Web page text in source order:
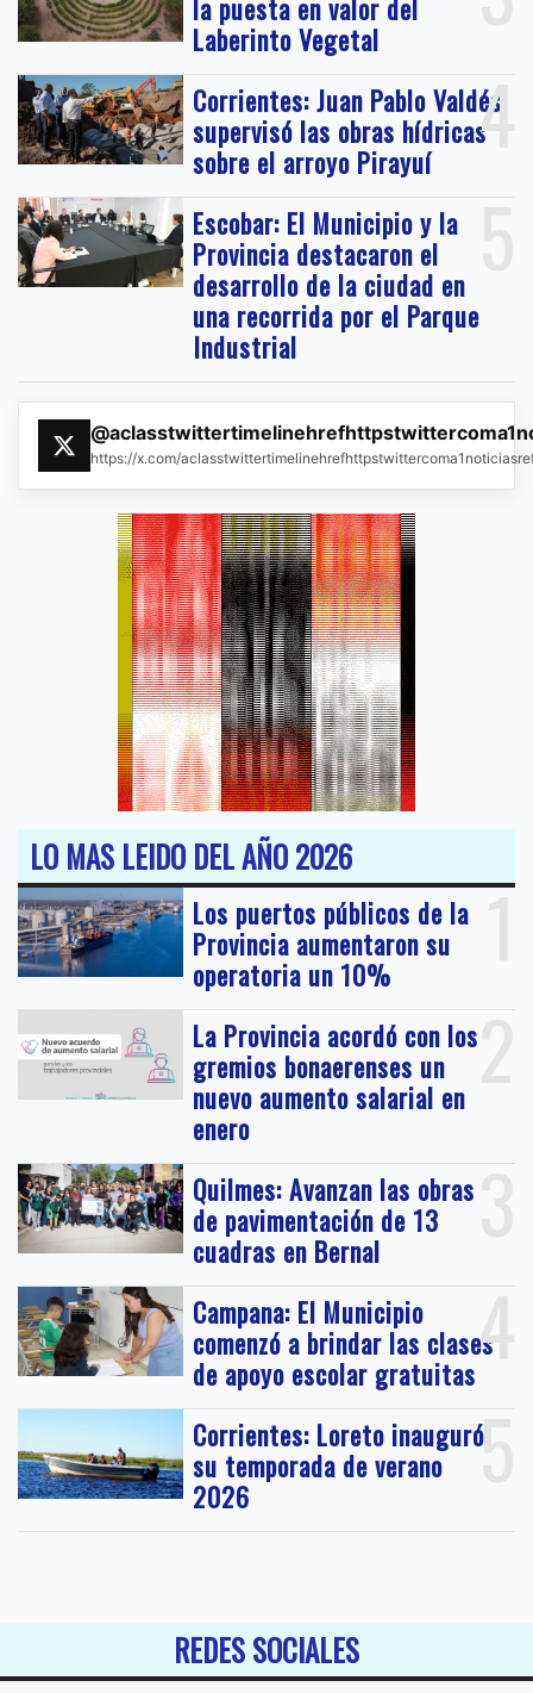
la puesta en valor del
Laberinto Vegetal
4
Corrientes: Juan Pablo Valdés
supervisó las obras hídricas
sobre el arroyo Pirayuí
5
Escobar: El Municipio y la
Provincia destacaron el
desarrollo de la ciudad en
una recorrida por el Parque
Industrial
https://x.com/
LO MAS LEIDO DEL AÑO 2026
1
Los puertos públicos de la
Provincia aumentaron su
operatoria un 10%
2
La Provincia acordó con los
gremios bonaerenses un
nuevo aumento salarial en
enero
3
Quilmes: Avanzan las obras
de pavimentación de 13
cuadras en Bernal
4
Campana: El Municipio
comenzó a brindar las clases
de apoyo escolar gratuitas
5
Corrientes: Loreto inauguró
su temporada de verano
2026
REDES SOCIALES